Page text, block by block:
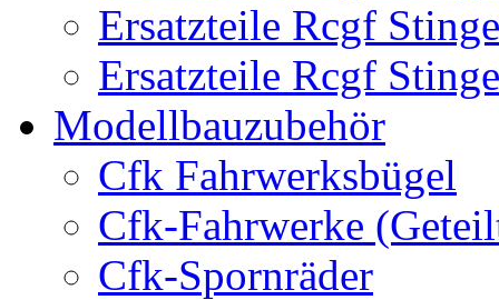
Ersatzteile Rcgf
Ersatzteile Rcgf
Modellbauzubehör
Cfk Fahrwerksbügel
Cfk-Fahrwerke
Cfk-Spornräder